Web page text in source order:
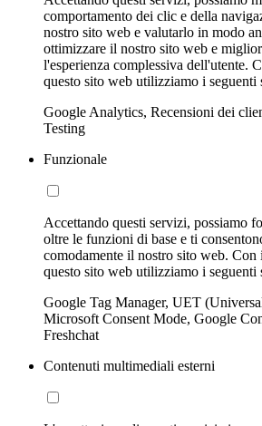
comportamento dei clic e della
nostro sito web e valutarlo in modo
ottimizzare il nostro sito web e
l'esperienza complessiva dell'utente.
questo sito web utilizziamo i seguenti
Google Analytics, Recensioni dei
Testing
Funzionale
Accettando questi servizi, possiamo
oltre le funzioni di base e ti
comodamente il nostro sito web. Con
questo sito web utilizziamo i seguenti
Google Tag Manager, UET
Microsoft Consent Mode, Google
Freshchat
Contenuti multimediali esterni